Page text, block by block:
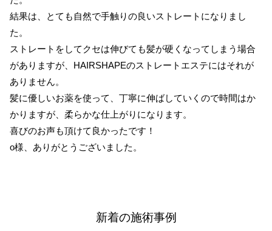
結果は、とても自然で手触りの良いストレートになりまし
た。
ストレートをしてクセは伸びても髪が硬くなってしまう場合
がありますが、HAIRSHAPEのストレートエステにはそれが
ありません。
髪に優しいお薬を使って、丁寧に伸ばしていくので時間はか
かりますが、柔らかな仕上がりになります。
喜びのお声も頂けて良かったです！
o様、ありがとうございました。
新着の施術事例